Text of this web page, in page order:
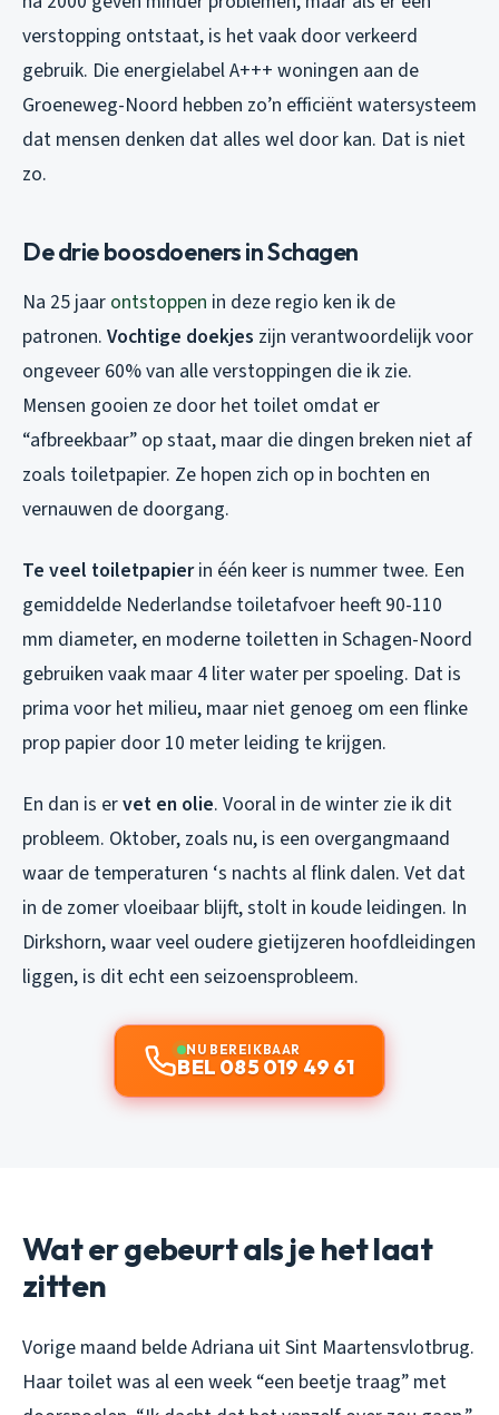
verstopping ontstaat, is het vaak door verkeerd
gebruik. Die energielabel A+++ woningen aan de
Groeneweg-Noord hebben zo’n efficiënt watersysteem
dat mensen denken dat alles wel door kan. Dat is niet
zo.
De drie boosdoeners in Schagen
Na 25 jaar ontstoppen in deze regio ken ik de
patronen. Vochtige doekjes zijn verantwoordelijk voor
ongeveer 60% van alle verstoppingen die ik zie.
Mensen gooien ze door het toilet omdat er
“afbreekbaar” op staat, maar die dingen breken niet af
zoals toiletpapier. Ze hopen zich op in bochten en
vernauwen de doorgang.
Te veel toiletpapierin één keer is nummer twee. Een
gemiddelde Nederlandse toiletafvoer heeft 90-110
mm diameter, en moderne toiletten in Schagen-Noord
gebruiken vaak maar 4 liter water per spoeling. Dat is
prima voor het milieu, maar niet genoeg om een flinke
prop papier door 10 meter leiding te krijgen.
En dan is ervet en olie. Vooral in de winter zie ik dit
probleem. Oktober, zoals nu, is een overgangmaand
waar de temperaturen ‘s nachts al flink dalen. Vet dat
in de zomer vloeibaar blijft, stolt in koude leidingen. In
Dirkshorn, waar veel oudere gietijzeren hoofdleidingen
liggen, is dit echt een seizoensprobleem.
NU BEREIKBAAR
BEL 085 019 49 61
Wat er gebeurt als je het laat
zitten
Vorige maand belde Adriana uit Sint Maartensvlotbrug.
Haar toilet was al een week “een beetje traag” met